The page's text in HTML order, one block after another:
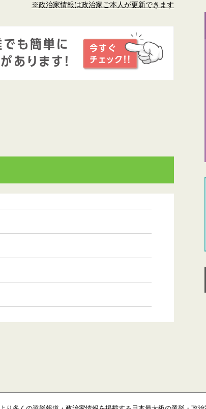
※政治家情報は政治家ご本人が更新できます